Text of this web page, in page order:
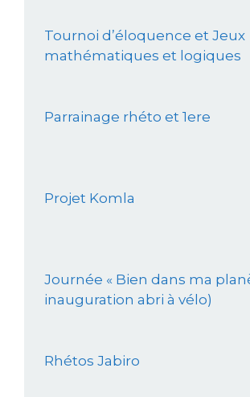
Tournoi d’éloquence et Jeux
mathématiques et logiques
Parrainage rhéto et 1ere
Projet Komla
Journée « Bien dans ma
inauguration abri à vélo)
Rhétos Jabiro